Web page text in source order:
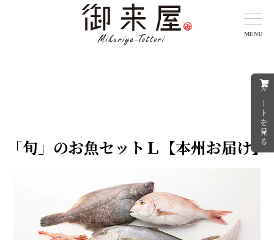
カートを見る
「旬」のお魚セットＬ【本州お届け】